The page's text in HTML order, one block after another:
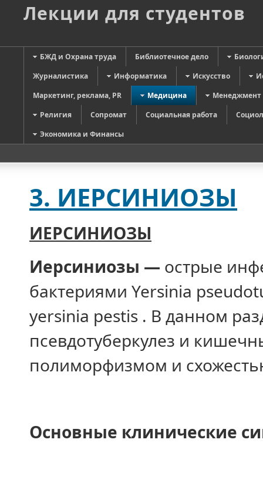
Лекции для студентов
БЖД и Охрана труда Библиотечное дело
Журналистика
Информатика Искусство
Маркетинг, реклама, PR
Медицина
Менеджмент
Религия
Сопромат Социальная работа
Экономика и Финансы
3. ИЕРСИНИОЗЫ
ИЕРСИНИОЗЫ
Иерсиниозы — острые
бактериями Yersinia
yersinia pestis . В данном
псевдотуберкулез и
полиморфизмом и
Основные клинические